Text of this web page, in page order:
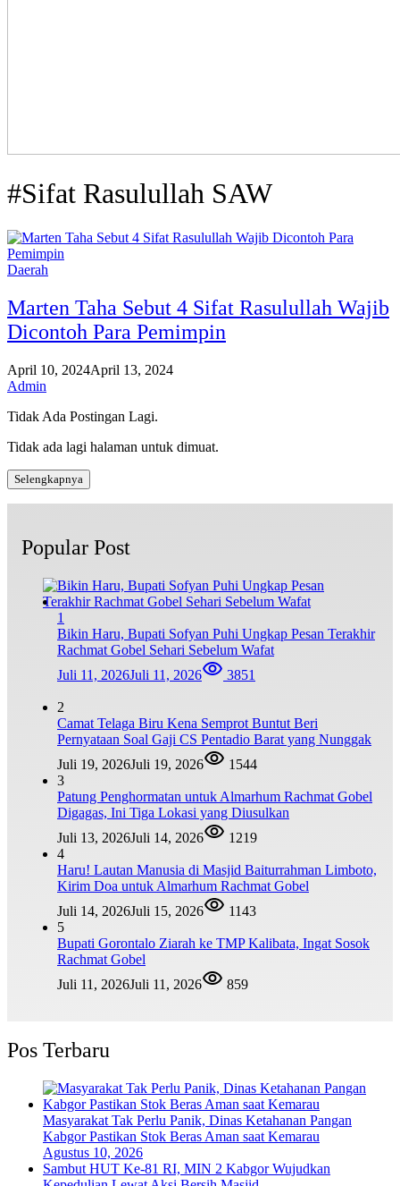
#Sifat Rasulullah SAW
Daerah
Marten Taha Sebut 4 Sifat Rasulullah Wajib
Dicontoh Para Pemimpin
April 10, 2024April 13, 2024
Admin
Tidak Ada Postingan Lagi.
Tidak ada lagi halaman untuk dimuat.
Selengkapnya
Popular Post
1
Bikin Haru, Bupati Sofyan Puhi Ungkap Pesan Terakhir
Rachmat Gobel Sehari Sebelum Wafat
Juli 11, 2026Juli 11, 2026 3851
2
Camat Telaga Biru Kena Semprot Buntut Beri
Pernyataan Soal Gaji CS Pentadio Barat yang Nunggak
Juli 19, 2026Juli 19, 2026
1544
3
Patung Penghormatan untuk Almarhum Rachmat Gobel
Digagas, Ini Tiga Lokasi yang Diusulkan
Juli 13, 2026Juli 14, 2026
1219
4
Haru! Lautan Manusia di Masjid Baiturrahman Limboto,
Kirim Doa untuk Almarhum Rachmat Gobel
Juli 14, 2026Juli 15, 2026
1143
5
Bupati Gorontalo Ziarah ke TMP Kalibata, Ingat Sosok
Rachmat Gobel
Juli 11, 2026Juli 11, 2026 859
Pos Terbaru
Masyarakat Tak Perlu Panik, Dinas Ketahanan Pangan
Kabgor Pastikan Stok Beras Aman saat Kemarau
Agustus 10, 2026
Sambut HUT Ke-81 RI, MIN 2 Kabgor Wujudkan